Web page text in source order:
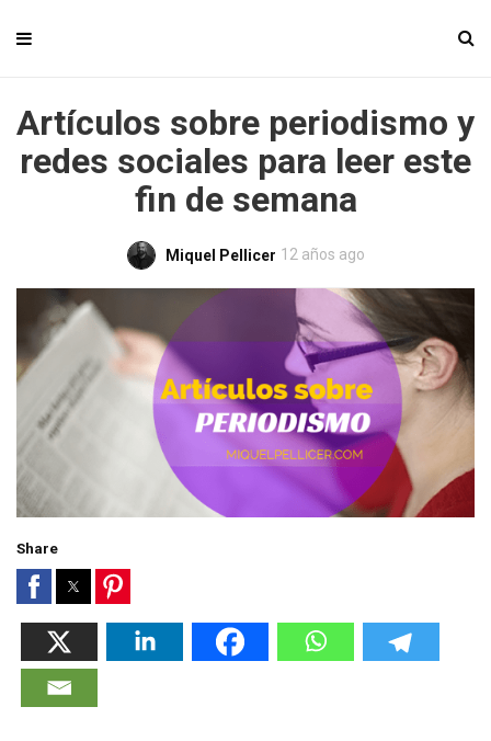
Artículos sobre periodismo y
redes sociales para leer este
fin de semana
Miquel Pellicer 12 años ago
Share